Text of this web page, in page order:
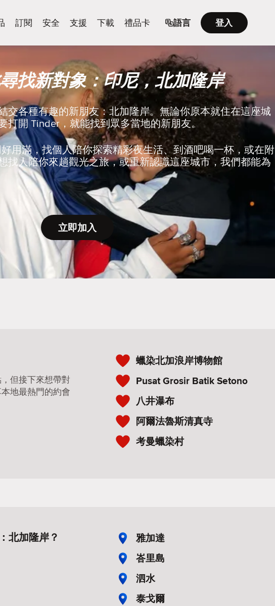
訂閱 安全 支援 下載 禮品卡 語言 登入
找新對象：印尼，北加隆岸
交各種有趣的新朋友：北加隆岸。無論你原本就住在這座城
打開 Tinder，就能找到眾多當地的新朋友。
用滿，找個人陪你探索精彩夜生活、到酒吧喝一杯，或在附
找人陪你來趟觀光之旅，或重新認識這座城市，我們都能為
立即加入
但接下來想帶對
地最熱門的約會
蠟染北加浪岸博物館
Pusat Grosir Batik Setono
八井瀑布
阿爾法魯斯清真寺
考曼蠟染村
北加隆岸？
雅加達
峇里島
泗水
泰戈爾